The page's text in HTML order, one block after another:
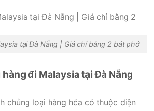
tại Đà Nẵng | Giá chỉ bằng 2 bát phở
đi Malaysia tại Đà Nẵng
chủng loại hàng hóa có thuộc diện